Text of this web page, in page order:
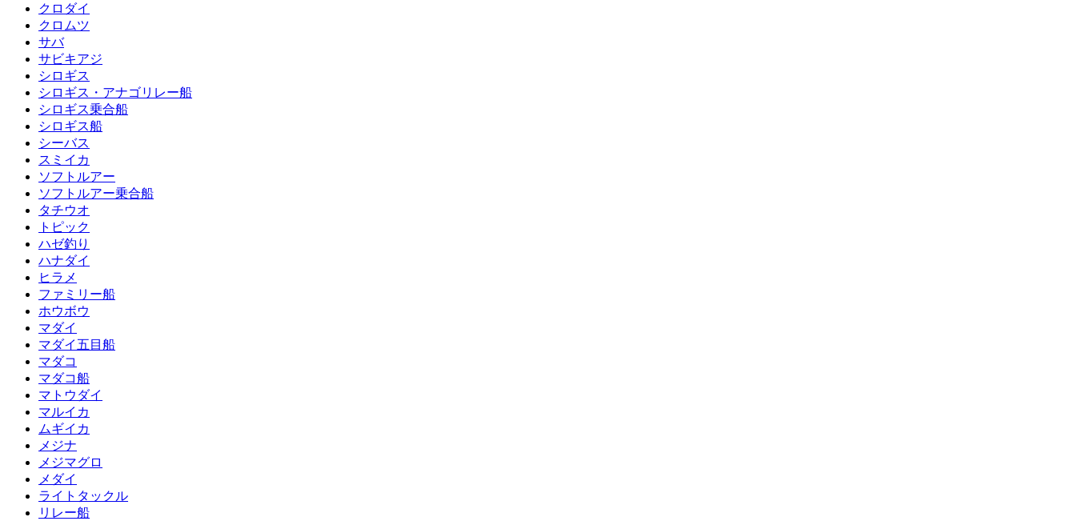
クロダイ
クロムツ
サバ
サビキアジ
シロギス
シロギス・アナゴリレー船
シロギス乗合船
シロギス船
シーバス
スミイカ
ソフトルアー
ソフトルアー乗合船
タチウオ
トピック
ハゼ釣り
ハナダイ
ヒラメ
ファミリー船
ホウボウ
マダイ
マダイ五目船
マダコ
マダコ船
マトウダイ
マルイカ
ムギイカ
メジナ
メジマグロ
メダイ
ライトタックル
リレー船